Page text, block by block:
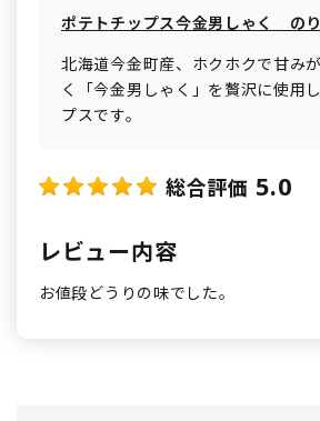
ポテトチップス今金男しゃく の
北海道今金町産、ホクホクで甘み
く「今金男しゃく」を贅沢に使用
プスです。
総合評価 5.0
レビュー内容
お値段どうりの味でした。